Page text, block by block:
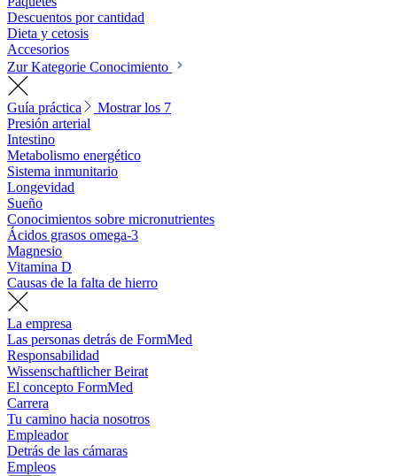
Descuentos por cantidad
Dieta y cetosis
Accesorios
Zur Kategorie Conocimiento
Guía práctica
Mostrar los 7
Presión arterial
Intestino
Metabolismo energético
Sistema inmunitario
Longevidad
Sueño
Conocimientos sobre micronutrientes
Ácidos grasos omega-3
Magnesio
Vitamina D
Causas de la falta de hierro
La empresa
Las personas detrás de FormMed
Responsabilidad
Wissenschaftlicher Beirat
El concepto FormMed
Carrera
Tu camino hacia nosotros
Empleador
Detrás de las cámaras
Empleos